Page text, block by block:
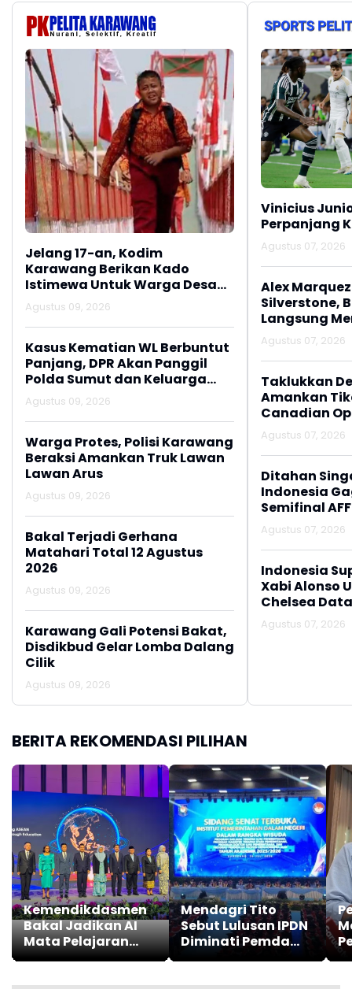
Jelang 17-an, Kodim
Karawang Berikan Kado
Istimewa Untuk Warga Desa
Kalijati Jatisari
Agustus 09, 2026
Kasus Kematian WL Berbuntut
Panjang, DPR Akan Panggil
Polda Sumut dan Keluarga
Korban
Agustus 09, 2026
Warga Protes, Polisi Karawang
Beraksi Amankan Truk Lawan
Lawan Arus
Agustus 09, 2026
Bakal Terjadi Gerhana
Matahari Total 12 Agustus
2026
Agustus 09, 2026
Karawang Gali Potensi Bakat,
Disdikbud Gelar Lomba Dalang
Cilik
Agustus 09, 2026
Vinicius
Perpanjang
Agustus 07, 2026
Alex
Silverstone,
Langsung
Agustus 07, 2026
Taklukkan
Amankan
Canadian
Agustus 07, 2026
Ditahan
Indonesia
Semifinal
Agustus 07, 2026
Indonesia
Xabi Alonso
Chelsea
Agustus 07, 2026
BERITA REKOMENDASI PILIHAN
Kemendikdasmen
Bakal Jadikan AI
Mata Pelajaran
Wajib
Mendagri Tito
Sebut Lulusan IPDN
Diminati Pemda
Karena Disiplin dan